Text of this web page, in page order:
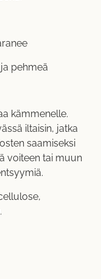
pehmeä
kämmenelle.
iltaisin, jatka
saamiseksi
voiteen tai muun